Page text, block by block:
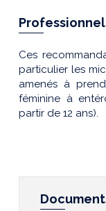
Ces
particulier les
amenés à
féminine à
partir de 12 ans).